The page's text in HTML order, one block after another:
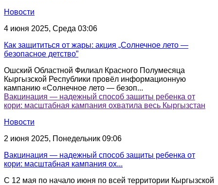
Новости
4 июня 2025, Среда 03:06
Как защититься от жары: акция „Солнечное лето —
безопасное детство”
Ошский Областной Филиал Красного Полумесяца
Кыргызской Республики провёл информационную
кампанию «Солнечное лето — безоп...
Вакцинация — надежный способ защиты ребенка от
кори: масштабная кампания охватила весь Кыргызстан
Новости
2 июня 2025, Понедельник 09:06
Вакцинация — надежный способ защиты ребенка от
кори: масштабная кампания ох...
С 12 мая по начало июня по всей территории Кыргызской